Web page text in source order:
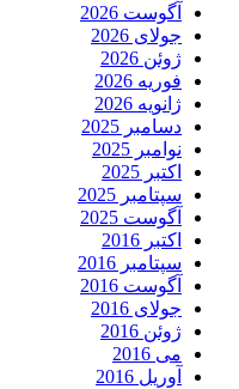
آگوست 2026
جولای 2026
ژوئن 2026
فوریه 2026
ژانویه 2026
دسامبر 2025
نوامبر 2025
اکتبر 2025
سپتامبر 2025
آگوست 2025
اکتبر 2016
سپتامبر 2016
آگوست 2016
جولای 2016
ژوئن 2016
می 2016
آوریل 2016